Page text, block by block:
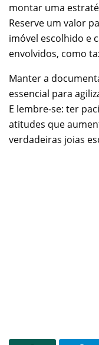
montar uma
Reserve um valor
imóvel escolhido e
envolvidos, como
Manter a
essencial para
E lembre-se: ter
atitudes que
verdadeiras joias